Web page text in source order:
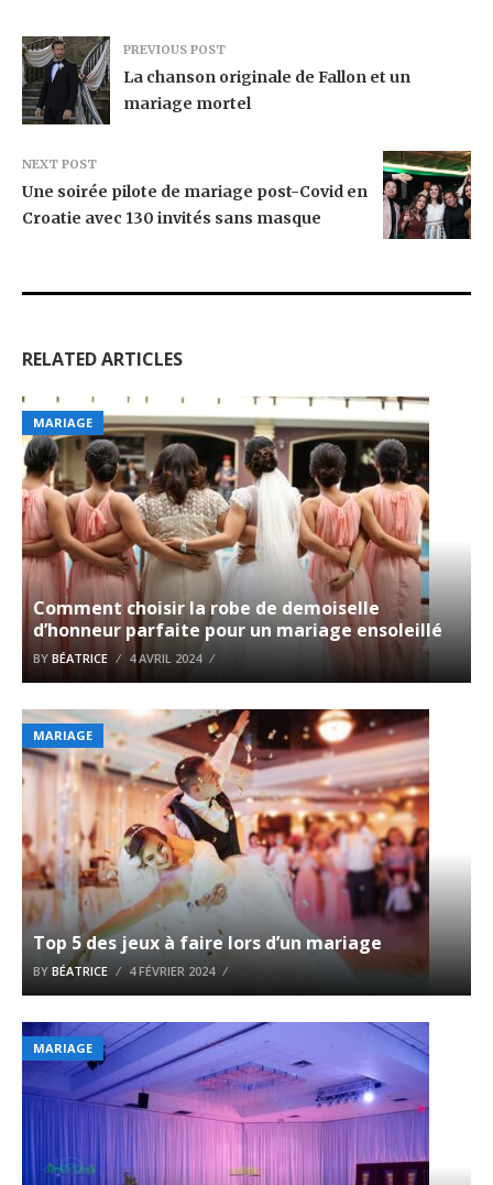
PREVIOUS POST
La chanson originale de Fallon et un
mariage mortel
NEXT POST
Une soirée pilote de mariage post-Covid en
Croatie avec 130 invités sans masque
RELATED ARTICLES
MARIAGE
Comment choisir la robe de demoiselle
d’honneur parfaite pour un mariage ensoleillé
BY BÉATRICE 4 AVRIL 2024
MARIAGE
Top 5 des jeux à faire lors d’un mariage
BY BÉATRICE 4 FÉVRIER 2024
MARIAGE